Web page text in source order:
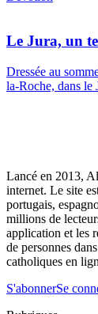
Le Jura, un
Dressée au
la-Roche, dans le
Lancé en 2013,
internet. Le site
portugais,
millions de
application et les
de personnes
catholiques en
S'abonnerSe